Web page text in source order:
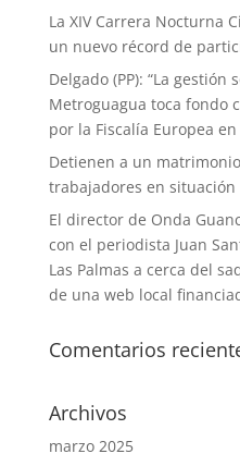
La XIV Carrera Nocturna
un nuevo récord de
Delgado (PP): “La
Metroguagua toca fondo
por la Fiscalía Europea
Detienen a un
trabajadores en situación
El director de Onda
con el periodista Juan
Las Palmas a cerca del
de una web local
Comentarios
Archivos
marzo 2025